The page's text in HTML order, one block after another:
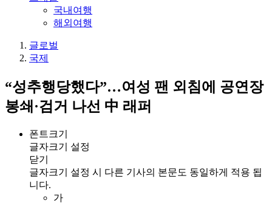
국내여행
해외여행
글로벌
국제
“성추행당했다”…여성 팬 외침에 공연장
봉쇄·검거 나선 中 래퍼
폰트크기
글자크기 설정
닫기
글자크기 설정 시 다른 기사의 본문도 동일하게 적용 됩
니다.
가